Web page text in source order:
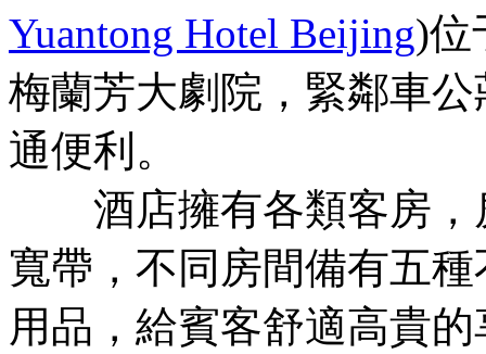
Yuantong Hotel Beijing)位
梅蘭芳大劇院，緊鄰車
通便利。
酒店擁有各類客房，
寬帶，不同房間備有五
用品，給賓客舒適高貴